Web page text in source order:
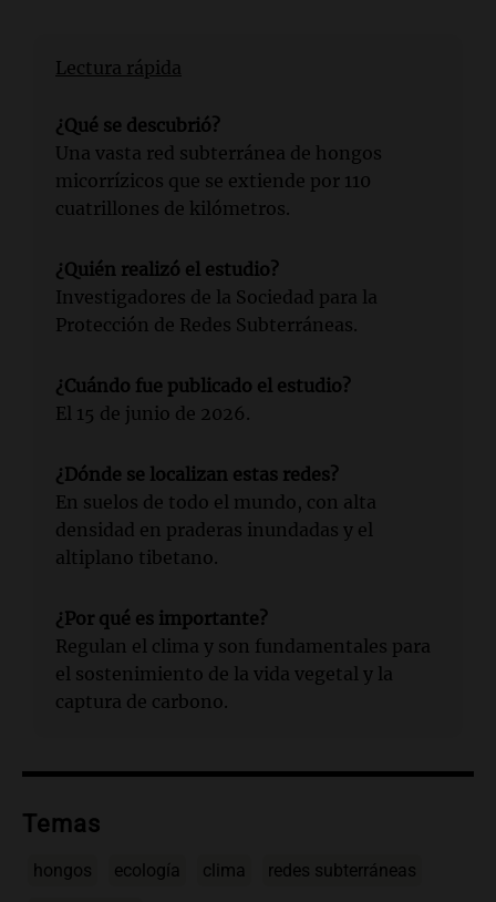
Lectura rápida
¿Qué se descubrió?
Una vasta red subterránea de hongos
micorrízicos que se extiende por 110
cuatrillones de kilómetros.
¿Quién realizó el estudio?
Investigadores de la Sociedad para la
Protección de Redes Subterráneas.
¿Cuándo fue publicado el estudio?
El 15 de junio de 2026.
¿Dónde se localizan estas redes?
En suelos de todo el mundo, con alta
densidad en praderas inundadas y el
altiplano tibetano.
¿Por qué es importante?
Regulan el clima y son fundamentales para
el sostenimiento de la vida vegetal y la
captura de carbono.
Temas
hongos ecología clima redes subterráneas